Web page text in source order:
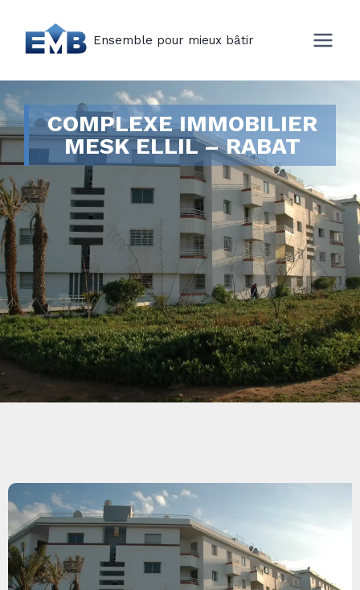
Ensemble pour mieux bâtir
COMPLEXE IMMOBILIER
MESK ELLIL – RABAT